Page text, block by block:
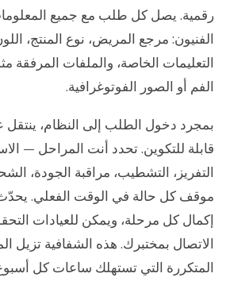
رقمية. يصل كل طلب مع جميع
الفنيون: مرجع المريض، نوع المنتج،
التعليمات الخاصة، والملفات
الفم أو الصور الفوتوغرافية.
بمجرد دخول الطلب إلى النظام، ينتقل
قابلة للتكوين. تحدد أنت المراحل —
التفريز، التشطيب، مراقبة الجودة،
موقف كل حالة في الوقت الفعلي. يحدّث
إكمال كل مرحلة، ويمكن للعيادات
الاتصال بمختبرك. هذه الشفافية تزيل
المتكررة التي تستهلك ساعات كل